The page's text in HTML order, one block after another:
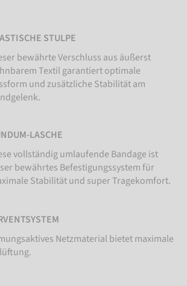
STULPE
bewährte Verschluss aus äußerst
Textil garantiert optimale
und zusätzliche Stabilität am
LASCHE
vollständig umlaufende Bandage ist
bewährtes Befestigungssystem für
Stabilität und super Tragekomfort.
Netzmaterial bietet maximale